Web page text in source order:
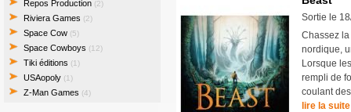
Repos Production (2)
Riviera Games (2)
Space Cow (5)
Space Cowboys (12)
Tiki éditions (1)
USAopoly (1)
Z-Man Games (4)
Sortie le
Chassez
nordique,
Lorsque
rempli de
coulant
lire la suite